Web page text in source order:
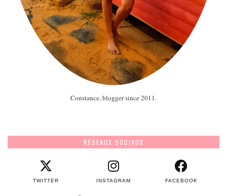
Constance, blogger since 2011.
RÉSEAUX SOCIAUX
TWITTER INSTAGRAM FACEBOOK